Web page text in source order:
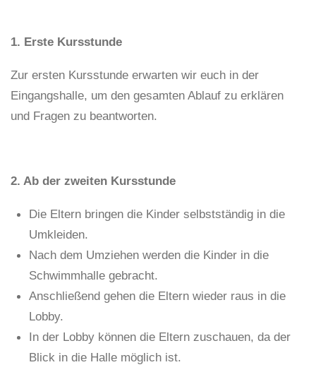
1. Erste Kursstunde
Zur ersten Kursstunde erwarten wir euch in der
Eingangshalle, um den gesamten Ablauf zu erklären
und Fragen zu beantworten.
2. Ab der zweiten Kursstunde
Die Eltern bringen die Kinder selbstständig in die
Umkleiden.
Nach dem Umziehen werden die Kinder in die
Schwimmhalle gebracht.
Anschließend gehen die Eltern wieder raus in die
Lobby.
In der Lobby können die Eltern zuschauen, da der
Blick in die Halle möglich ist.